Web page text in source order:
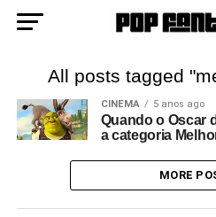
All posts tagged
CINEMA 5 anos ago
Quando o Oscar
a categoria
MORE